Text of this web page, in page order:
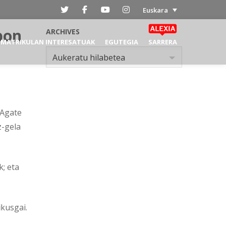
Euskara
MATRIKULAN INTERESATUAK EGUTEGIA SARRERA
gela
eta
ARCHIVES
Archives
Aukeratu hilabetea